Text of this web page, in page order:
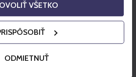
VŠETKO
ODMIETNUŤ
Špindlerově Mlýně
na hory
Prohlédni si nabídku